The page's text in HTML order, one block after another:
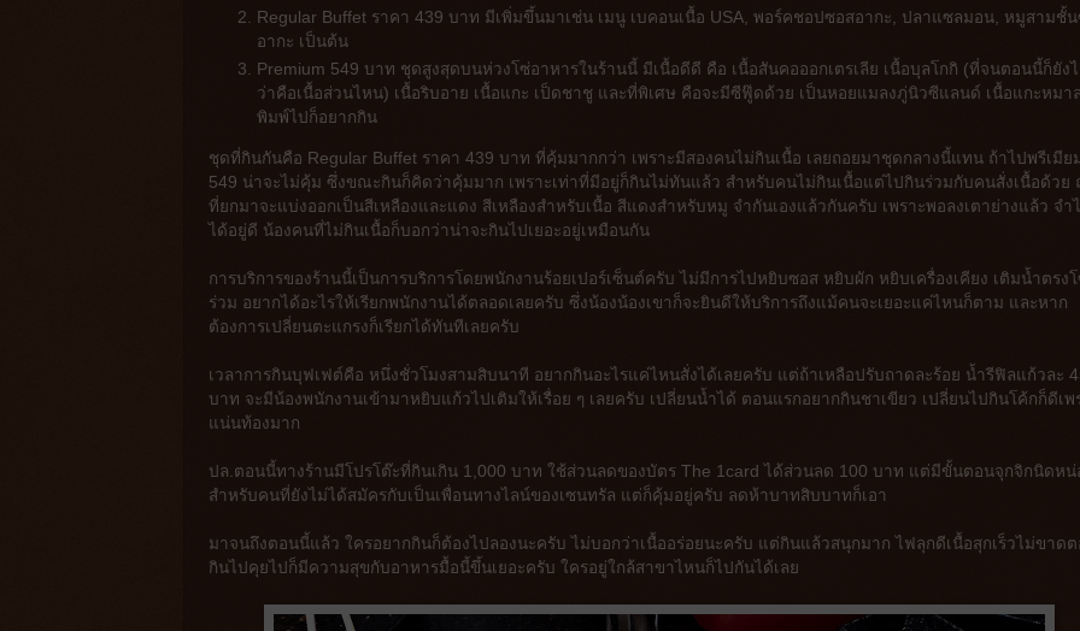
Regular Buffet ราคา 439 บาท มีเพิ่มขึ้นมาเช่น เมนู เบคอนเนื้อ USA, พอร์คชอปซอสอากะ, ปลาแซลมอน, หมูสามชั้
อากะ เป็นต้น
Premium 549 บาท ชุดสูงสุดบนห่วงโซ่อาหารในร้านนี้ มีเนื้อดีดี คือ เนื้อสันคอออกเตรเลีย เนื้อบุลโกกิ (ที่จนตอนนี้ก็ยัง
ว่าคือเนื้อส่วนไหน) เนื้อริบอาย เนื้อแกะ เป็ดชาชู และที่พิเศษ คือจะมีซีฟู๊ดด้วย เป็นหอยแมลงภู่นิวซีแลนด์ เนื้อแกะหมา
พิมพ์ไปก็อยากกิน
ชุดที่กินกันคือ Regular Buffet ราคา 439 บาท ที่คุ้มมากกว่า เพราะมีสองคนไม่กินเนื้อ เลยถอยมาชุดกลางนี้แทน ถ้าไปพรีเมีย
549 น่าจะไม่คุ้ม ซึ่งขณะกินก็คิดว่าคุ้มมาก เพราะเท่าที่มีอยู่ก็กินไม่ทันแล้ว สำหรับคนไม่กินเนื้อแต่ไปกินร่วมกับคนสั่งเนื้อด้วย
ที่ยกมาจะแบ่งออกเป็นสีเหลืองและแดง สีเหลืองสำหรับเนื้อ สีแดงสำหรับหมู จำกันเองแล้วกันครับ เพราะพอลงเตาย่างแล้ว จำ
ได้อยู่ดี น้องคนที่ไม่กินเนื้อก็บอกว่าน่าจะกินไปเยอะอยู่เหมือนกัน
การบริการของร้านนี้เป็นการบริการโดยพนักงานร้อยเปอร์เซ็นต์ครับ ไม่มีการไปหยิบซอส หยิบผัก หยิบเครื่องเคียง เติมน้ำตรง
ร่วม อยากได้อะไรให้เรียกพนักงานได้ตลอดเลยครับ ซึ่งน้องน้องเขาก็จะยินดีให้บริการถึงแม้คนจะเยอะแค่ไหนก็ตาม และหาก
ต้องการเปลี่ยนตะแกรงก็เรียกได้ทันทีเลยครับ
เวลาการกินบุฟเฟต์คือ หนึ่งชั่วโมงสามสิบนาที อยากกินอะไรแค่ไหนสั่งได้เลยครับ แต่ถ้าเหลือปรับถาดละร้อย น้ำรีฟิลแก้วละ
บาท จะมีน้องพนักงานเข้ามาหยิบแก้วไปเติมให้เรื่อย ๆ เลยครับ เปลี่ยนน้ำได้ ตอนแรกอยากกินชาเขียว เปลี่ยนไปกินโค้กก็ดีเพ
แน่นท้องมาก
ปล.ตอนนี้ทางร้านมีโปรโต๊ะที่กินเกิน 1,000 บาท ใช้ส่วนลดของบัตร The 1card ได้ส่วนลด 100 บาท แต่มีขั้นตอนจุกจิกนิดหน่
สำหรับคนที่ยังไม่ได้สมัครกับเป็นเพื่อนทางไลน์ของเซนทรัล แต่ก็คุ้มอยู่ครับ ลดห้าบาทสิบบาทก็เอา
มาจนถึงตอนนี้แล้ว ใครอยากกินก็ต้องไปลองนะครับ ไม่บอกว่าเนื้ออร่อยนะครับ แต่กินแล้วสนุกมาก ไฟลุกดีเนื้อสุกเร็วไม่ขาด
กินไปคุยไปก็มีความสุขกับอาหารมื้อนี้ขึ้นเยอะครับ ใครอยู่ใกล้สาขาไหนก็ไปกันได้เลย